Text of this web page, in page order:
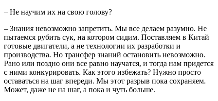
– Не научим их на свою голову?
– Знания невозможно запретить. Мы все делаем разумно. Не
пытаемся рубить сук, на котором сидим. Поставляем в Китай
готовые двигатели, а не технологии их разработки и
производства. Но трансфер знаний остановить невозможно.
Рано или поздно они все равно научатся, и тогда нам придется
с ними конкурировать. Как этого избежать? Нужно просто
оставаться на шаг впереди. Мы этот разрыв пока сохраняем.
Может, даже не на шаг, а пока и чуть больше.